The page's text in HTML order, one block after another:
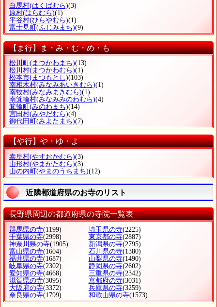
白馬村(はくばむら)(3)
原村(はらむら)(1)
平谷村(ひらやむら)(1)
富士見町 (ふじみまち)(9)
【ま行】ま・み・む・め・も
松川町 (まつかわまち)(13)
松川村(まつかわむら)(1)
松本市(まつもとし)(103)
南相木村(みなみあいきむら)(1)
南牧村(みなみまきむら)(1)
南箕輪村(みなみみのわむら)(4)
箕輪町 (みのわまち)(14)
宮田村(みやだむら)(4)
御代田町 (みよたまち)(7)
【や行】や・ゆ・よ
泰阜村(やすおかむら)(3)
山形村(やまがたむら)(3)
山の内町(やまのうちまち)(12)
近隣都道府県のお寺のリスト
長野県周辺の都道府県の寺院一覧表
群馬県の寺(1199) 埼玉県の寺(2225)
千葉県の寺(2998) 東京都の寺(2887)
神奈川県の寺(1905) 新潟県の寺(2795)
富山県の寺(1604) 石川県の寺(1380)
福井県の寺(1687) 山梨県の寺(1490)
岐阜県の寺(2302) 静岡県の寺(2602)
愛知県の寺(4668) 三重県の寺(2342)
滋賀県の寺(3095) 京都府の寺(3031)
大阪府の寺(3372) 兵庫県の寺(3259)
奈良県の寺(1799) 和歌山県の寺(1573)